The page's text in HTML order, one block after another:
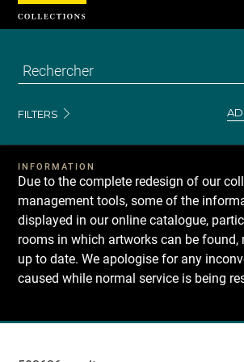
FILTERS
INFORMATION
Due to the complete redesign of our
management tools, some of the
displayed in our online catalogue,
rooms in which artworks can be found,
up to date. We apologise for any
caused while normal service is being
Recherche
Cookies management panel